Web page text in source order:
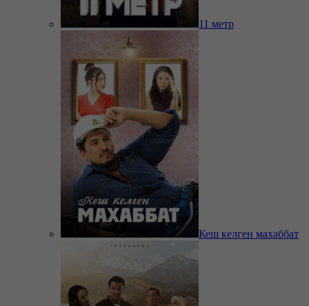
11 метр
Кеш келген махаббат